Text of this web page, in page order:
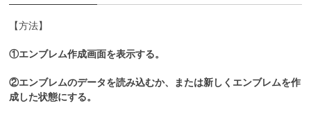
【方法】
①エンブレム作成画面を表示する。
②エンブレムのデータを読み込むか、または新しくエンブレムを作
成した状態にする。